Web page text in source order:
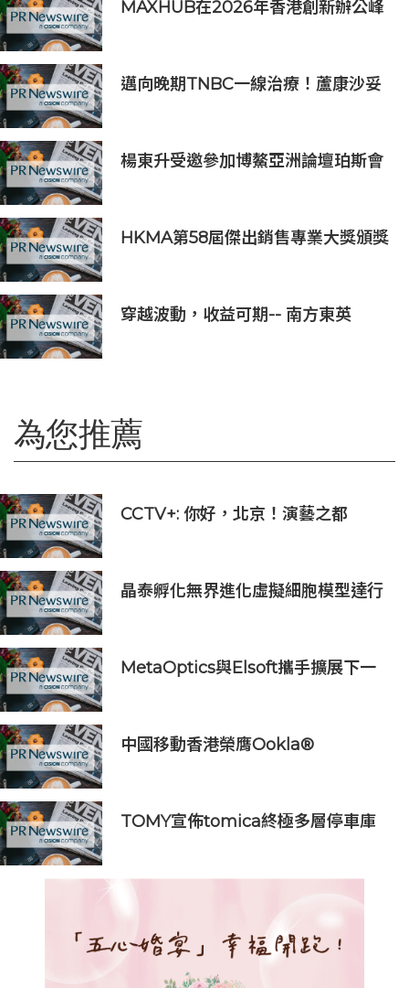
MAXHUB在2026年香港創新辦公峰
邁向晚期TNBC一線治療！蘆康沙妥
楊東升受邀參加博鰲亞洲論壇珀斯會
HKMA第58屆傑出銷售專業大獎頒獎
穿越波動，收益可期-- 南方東英
為您推薦
CCTV+: 你好，北京！演藝之都
晶泰孵化無界進化虛擬細胞模型達行
MetaOptics與Elsoft攜手擴展下一
中國移動香港榮膺Ookla®
TOMY宣佈tomica終極多層停車庫